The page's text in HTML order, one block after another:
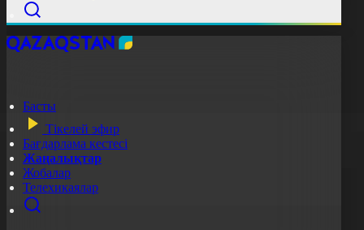
Басты
Тікелей эфир
Бағдарлама кестесі
Жаңалықтар
Жобалар
Телехикаялар